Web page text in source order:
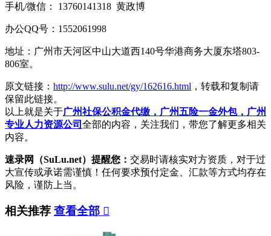
手机/微信： 13760141318 黄政博
办公QQ号：1552061998
地址：广州市天河区中山大道西140号华港商务大厦东塔803-
806室。
原文链接： http://www.sulu.net/gy/162616.html ，转载和复制请
保留此链接。
以上就是关于广州社保公积金代缴，广州五险一金外包，广州
专业人力资源公司 全部的内容，关注我们，带您了解更多相关
内容。
速录网（SuLu.net）提醒您： 交易时请核实对方资质，对于过
大宣传或承诺需谨慎！任何要求预付定金、汇款等方式均存在
风险，谨防上当。
相关推荐 查看全部 